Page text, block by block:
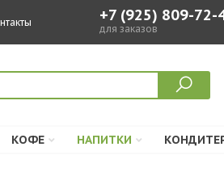
+7 (925) 809-72-
для заказов
КОФЕ НАПИТКИ